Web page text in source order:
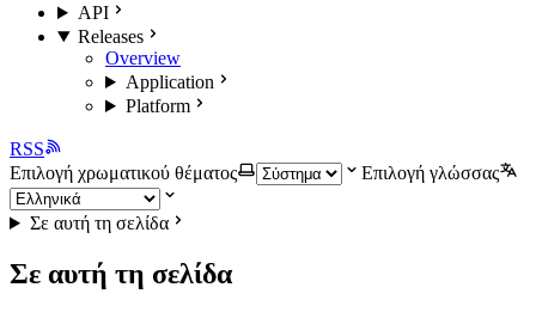
API
Releases
Overview
Application
Platform
RSS
Επιλογή χρωματικού θέματος
Επιλογή γλώσσας
Σε αυτή τη σελίδα
Σε αυτή τη σελίδα